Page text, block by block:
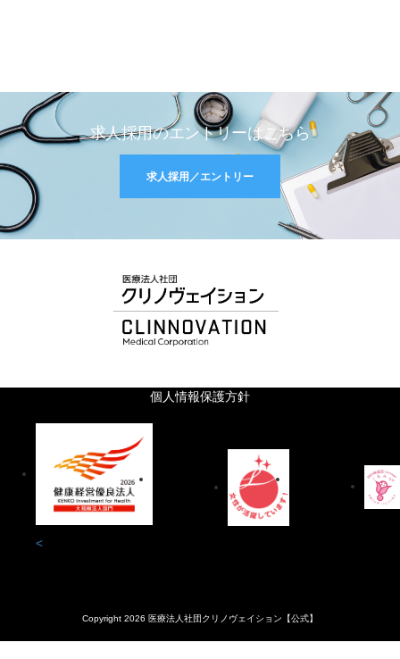
求人採用のエントリーはこちら
求人採用／エントリー
個人情報保護方針
<
Copyright 2026 医療法人社団クリノヴェイション【公式】